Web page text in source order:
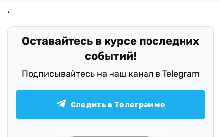
Оставайтесь в курсе последних
событий!
Подписывайтесь на наш канал в Telegram
Следить в Телеграмме